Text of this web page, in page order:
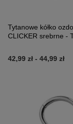
Tytanowe kółko
CLICKER srebrne -
42,99 zł - 44,99 zł